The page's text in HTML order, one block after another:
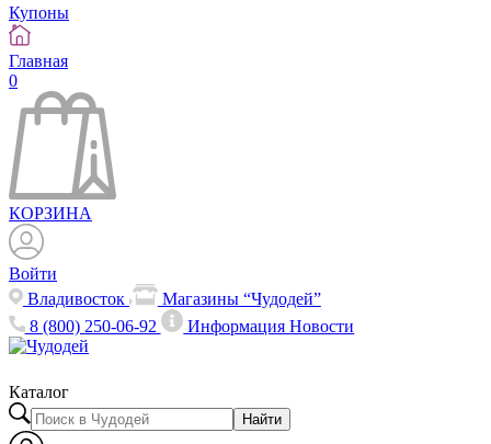
Купоны
Главная
0
КОРЗИНА
Войти
Владивосток
Магазины “Чудодей”
8 (800) 250-06-92
ИнформацияНовости
Каталог
Найти